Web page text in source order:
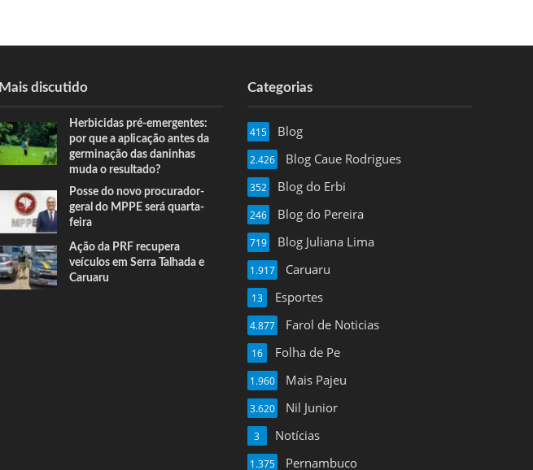
Mais discutido
Herbicidas pré-emergentes:
por que a aplicação antes da
germinação das daninhas
muda o resultado?
Posse do novo procurador-
geral do MPPE será quarta-
feira
Ação da PRF recupera
veículos em Serra Talhada e
Caruaru
Categorias
Blog
415
Blog Caue Rodrigues
2.426
Blog do Erbi
352
Blog do Pereira
246
Blog Juliana Lima
719
Caruaru
1.917
Esportes
13
Farol de Noticias
4.877
Folha de Pe
16
Mais Pajeu
1.960
Nil Junior
3.620
Notícias
3
Pernambuco
1.375